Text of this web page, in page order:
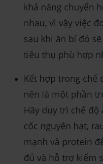
khả năng chuyển
nhau, vì vậy việc
sau khi ăn bí đỏ
tiêu thụ phù hợp
Kết hợp trong chế
nên là một phần
Hãy duy trì chế
cốc nguyên hạt,
mạnh và protein
đủ và hỗ trợ kiểm